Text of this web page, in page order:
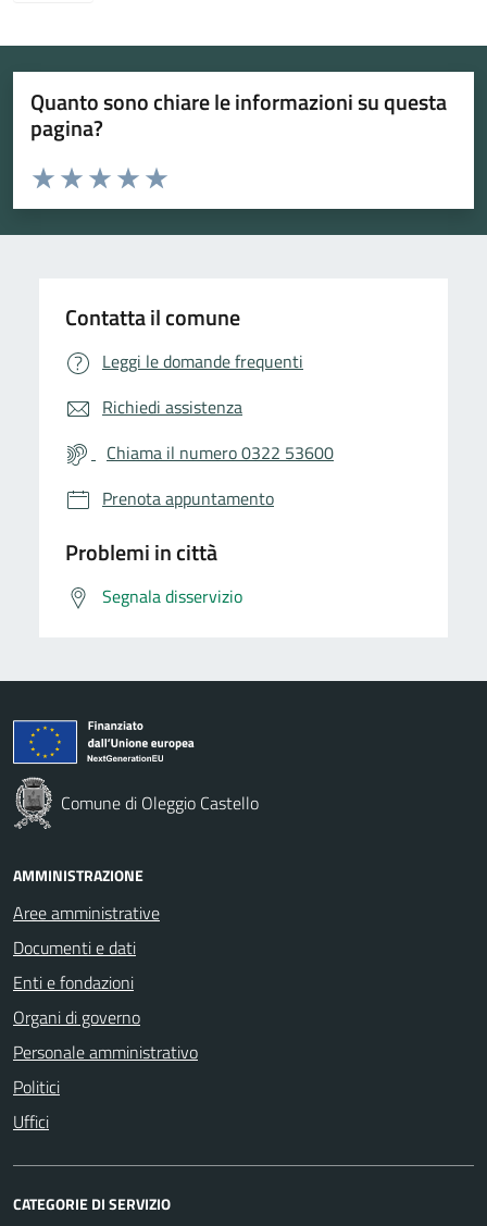
Quanto sono chiare le informazioni su questa
pagina?
Valuta da 1 a 5 stelle la pagina
Valuta 5 stelle su 5
Valuta 4 stelle su 5
Valuta 3 stelle su 5
Valuta 2 stelle su 5
Valuta 1 stelle su 5
Contatta il comune
Leggi le domande frequenti
Richiedi assistenza
Chiama il numero 0322 53600
Prenota appuntamento
Problemi in città
Segnala disservizio
Comune di Oleggio Castello
AMMINISTRAZIONE
Aree amministrative
Documenti e dati
Enti e fondazioni
Organi di governo
Personale amministrativo
Politici
Uffici
CATEGORIE DI SERVIZIO